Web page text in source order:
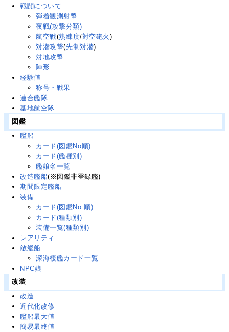
戦闘について
弾着観測射撃
夜戦(攻撃分類)
航空戦(熟練度/対空砲火 )
対潜攻撃(先制対潜)
対地攻撃
陣形
経験値
称号・戦果
連合艦隊
基地航空隊
図鑑
艦船
カード(図鑑No順)
カード(艦種別)
艦娘名一覧
改造艦船(※図鑑非登録艦)
期間限定艦船
装備
カード(図鑑No.順)
カード(種類別)
装備一覧(種類別)
レアリティ
敵艦船
深海棲艦カード一覧
NPC娘
改装
改造
近代化改修
艦船最大値
簡易最終値